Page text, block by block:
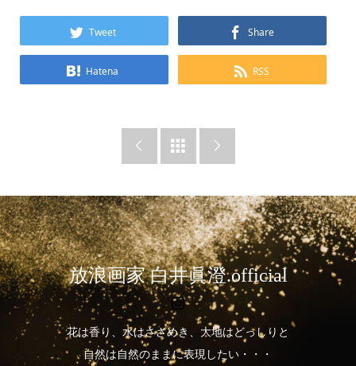
Tweet Share
Hatena RSS
  
放浪画家 白井眞澄.official
花は香り、水はさざめき、大地はどっしりと
自然は自然のままに表現したい・・・